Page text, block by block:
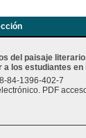
del paisaje
a los estudiantes en
84-1396-402-7
PDF